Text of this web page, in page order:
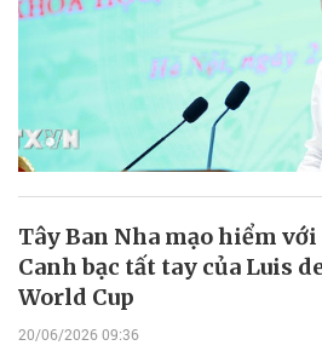
Tây Ban Nha mạo hiểm
Canh bạc tất tay của Luis
World Cup
20/06/2026 09:36